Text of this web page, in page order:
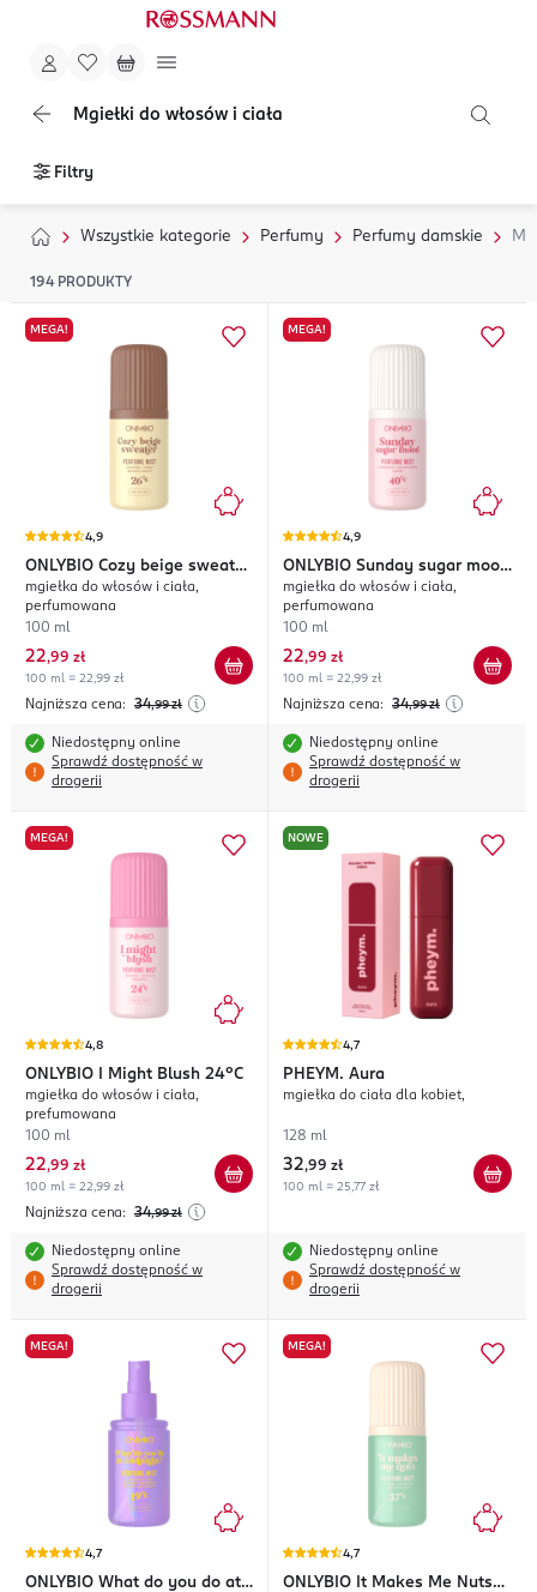
Mgiełki do włosów i ciała
Filtry
Wszystkie kategorie Perfumy Perfumy damskie
194 PRODUKTY
MEGA!
4,9
ONLYBIO Cozy beige sweater
26°C
mgiełka do włosów i ciała,
perfumowana
100 ml
22,99 zł
100 ml = 22,99 zł
Najniższa cena: 34,99 zł
Niedostępny online
Sprawdź dostępność w
drogerii
MEGA!
4,9
ONLYBIO Sunday sugar mood
40°C
mgiełka do włosów i ciała,
perfumowana
100 ml
22,99 zł
100 ml = 22,99 zł
Najniższa cena: 34,99 zł
Niedostępny online
Sprawdź dostępność w
drogerii
MEGA!
4,8
ONLYBIO I Might Blush 24°C
mgiełka do włosów i ciała,
prefumowana
100 ml
22,99 zł
100 ml = 22,99 zł
Najniższa cena: 34,99 zł
Niedostępny online
Sprawdź dostępność w
drogerii
NOWE
4,7
PHEYM. Aura
mgiełka do ciała dla kobiet,
128 ml
32,99 zł
100 ml = 25,77 zł
Niedostępny online
Sprawdź dostępność w
drogerii
MEGA!
4,7
ONLYBIO What do you do at
MEGA!
4,7
ONLYBIO
It Makes Me Nuts